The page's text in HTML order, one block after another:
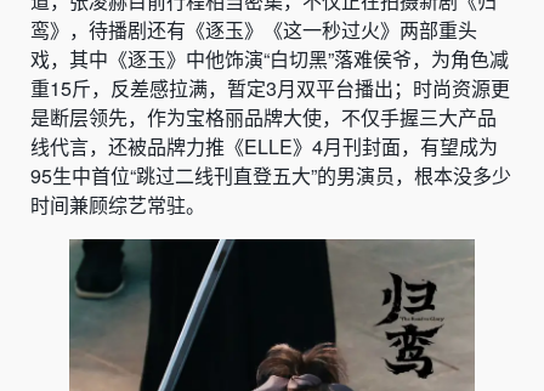
鸾》，待播剧还有《逐玉》《这一秒过火》两部重头
戏，其中《逐玉》中他饰演“白切黑”落难侯爷，为角色减
重15斤，反差感拉满，暂定3月双平台播出；时尚资源更
是断层领先，作为宝格丽品牌大使，不仅手握三大产品
线代言，还被品牌力推《ELLE》4月刊封面，有望成为
95生中首位“跳过二线刊直登五大”的男演员，根本没多少
时间兼顾综艺常驻。